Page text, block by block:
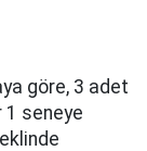
göre, 3 adet
1 seneye